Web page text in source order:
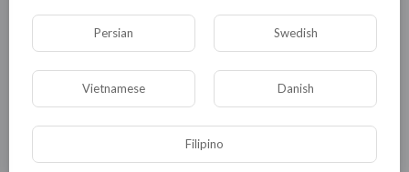
КАТЕГОРИИ
Persian Swedish
Vietnamese Danish
Filipino